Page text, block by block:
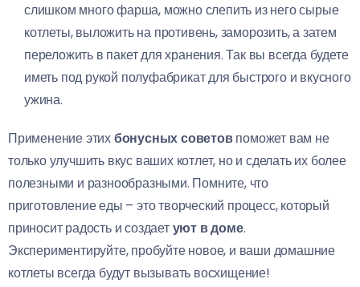
слишком много фарша, можно слепить из него сырые
котлеты, выложить на противень, заморозить, а затем
переложить в пакет для хранения. Так вы всегда будете
иметь под рукой полуфабрикат для быстрого и вкусного
ужина.
Применение этихбонусных советовпоможет вам не
только улучшить вкус ваших котлет, но и сделать их более
полезными и разнообразными. Помните, что
приготовление еды – это творческий процесс, который
приносит радость и создаетуют в доме.
Экспериментируйте, пробуйте новое, и ваши домашние
котлеты всегда будут вызывать восхищение!